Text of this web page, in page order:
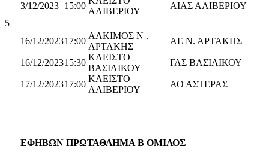
3/12/2023 15:00
ΑΛΙΒΕΡΙΟΥ
ΑΙΑΣ ΑΛΙΒΕΡΙΟΥ
5
16/12/202317:00
ΑΛΚΙΜΟΣ Ν .
ΑΡΤΑΚΗΣ
ΑΕ Ν. ΑΡΤΑΚΗΣ
16/12/202315:30
ΚΛΕΙΣΤΟ
ΒΑΣΙΛΙΚΟΥ
ΓΑΣ ΒΑΣΙΛΙΚΟΥ
17/12/202317:00
ΚΛΕΙΣΤΟ
ΑΛΙΒΕΡΙΟΥ
ΑΟ ΑΣΤΕΡΑΣ
ΕΦΗΒΩΝ ΠΡΩΤΑΘΛΗΜΑ Β ΟΜΙΛΟΣ